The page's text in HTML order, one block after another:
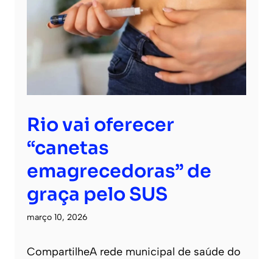
Rio vai oferecer
“canetas
emagrecedoras” de
graça pelo SUS
março 10, 2026
CompartilheA rede municipal de saúde do